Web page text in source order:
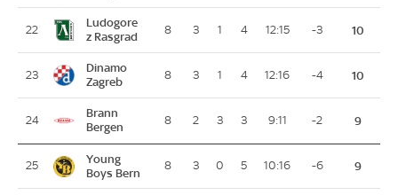
22
Ludogore
z Rasgrad
8 3 1 4 12:15 -3 10
23
Dinamo
Zagreb
8 3 1 4 12:16 -4 10
24
Brann
Bergen
8 2 3 3 9:11 -2 9
25
Young
Boys Bern
8 3 0 5 10:16 -6 9